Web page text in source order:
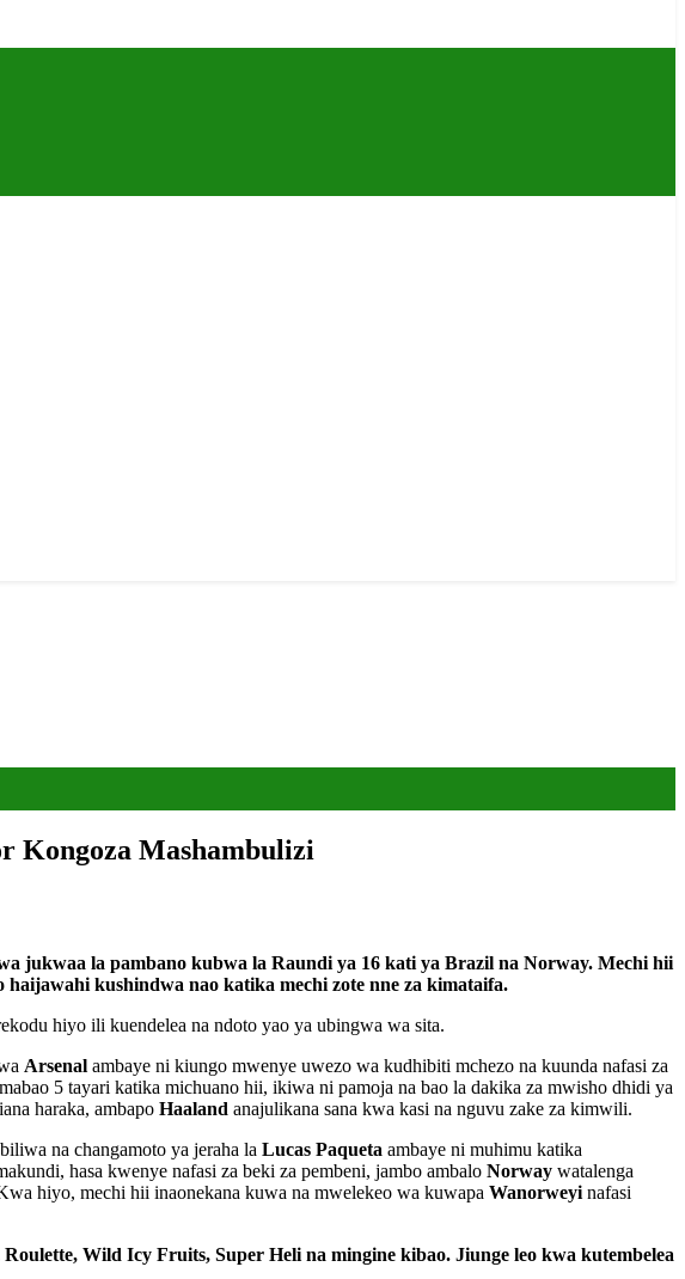
Kongoza Mashambulizi
jukwaa la pambano kubwa la Raundi ya 16 kati ya Brazil na Norway. Mechi hii
kushindwa nao katika mechi zote nne za kimataifa.
hiyo ili kuendelea na ndoto yao ya ubingwa wa sita.
Arsenal ambaye ni kiungo mwenye uwezo wa kudhibiti mchezo na kuunda nafasi za
5 tayari katika michuano hii, ikiwa ni pamoja na bao la dakika za mwisho dhidi ya
haraka, ambapo Haaland anajulikana sana kwa kasi na nguvu zake za kimwili.
na changamoto ya jeraha la Lucas Paqueta ambaye ni muhimu katika
hasa kwenye nafasi za beki za pembeni, jambo ambalo Norway watalenga
hiyo, mechi hii inaonekana kuwa na mwelekeo wa kuwapa Wanorweyi nafasi
Wild Icy Fruits, Super Heli na mingine kibao. Jiunge leo kwa kutembelea